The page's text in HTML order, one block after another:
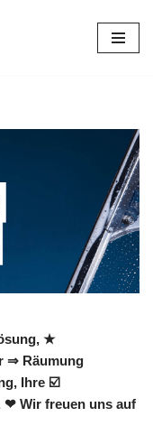
★
⇒ Räumung
Ihre ☑️
❤ Wir freuen uns auf